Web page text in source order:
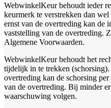
WebwinkelKeur behoudt ieder
keurmerk te verstrekken dan
ernst van de overtreding kan de
vaststelling van de overtreding.
Algemene Voorwaarden.
WebwinkelKeur behoudt het
tijdelijk in te trekken
overtreding kan de schorsing
van de overtreding. Bij minder
waarschuwing volgen.